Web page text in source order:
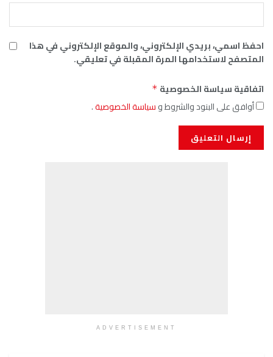
احفظ اسمي، بريدي الإلكتروني، والموقع الإلكتروني في هذا
المتصفح لاستخدامها المرة المقبلة في تعليقي.
اتفاقية سياسة الخصوصية *
أوافق على البنود والشروط وسياسة الخصوصية.
ADVERTISEMENT